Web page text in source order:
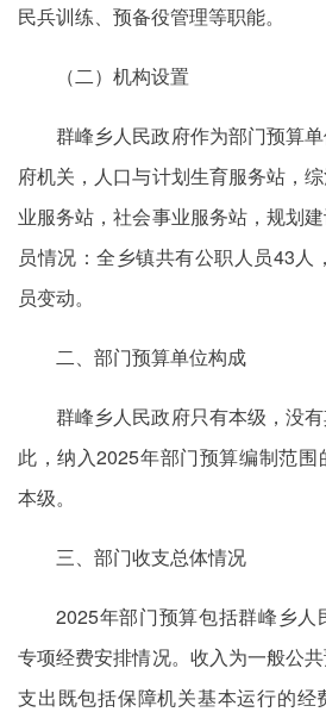
民兵训练、预备役管理等职能。
（二）机构设置
群峰乡人民政府作为部门预算
府机关，人口与计划生育服务站，
业服务站，社会事业服务站，规划
员情况：全乡镇共有公职人员43人
员变动。
二、部门预算单位构成
群峰乡人民政府只有本级，没
此，纳入2025年部门预算编制范
本级。
三、部门收支总体情况
2025年部门预算包括群峰乡人
专项经费安排情况。收入为一般公
支出既包括保障机关基本运行的经